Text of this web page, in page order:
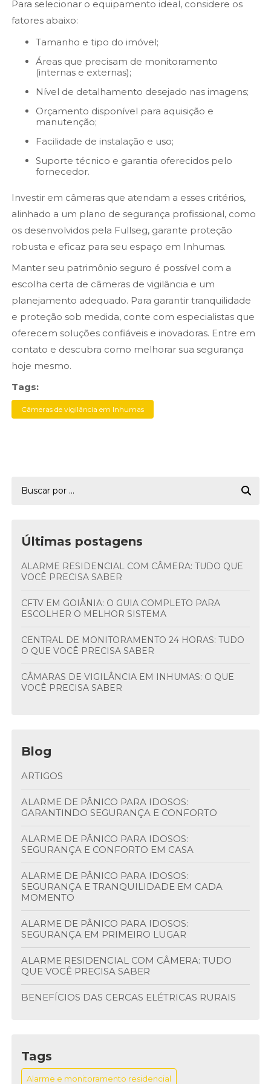
Para selecionar o equipamento ideal, considere os
fatores abaixo:
Tamanho e tipo do imóvel;
Áreas que precisam de monitoramento
(internas e externas);
Nível de detalhamento desejado nas imagens;
Orçamento disponível para aquisição e
manutenção;
Facilidade de instalação e uso;
Suporte técnico e garantia oferecidos pelo
fornecedor.
Investir em câmeras que atendam a esses critérios,
alinhado a um plano de segurança profissional, como
os desenvolvidos pela Fullseg, garante proteção
robusta e eficaz para seu espaço em Inhumas.
Manter seu patrimônio seguro é possível com a
escolha certa de câmeras de vigilância e um
planejamento adequado. Para garantir tranquilidade
e proteção sob medida, conte com especialistas que
oferecem soluções confiáveis e inovadoras. Entre em
contato e descubra como melhorar sua segurança
hoje mesmo.
Tags:
Câmeras de vigilância em Inhumas
Últimas postagens
ALARME RESIDENCIAL COM CÂMERA: TUDO QUE
VOCÊ PRECISA SABER
CFTV EM GOIÂNIA: O GUIA COMPLETO PARA
ESCOLHER O MELHOR SISTEMA
CENTRAL DE MONITORAMENTO 24 HORAS: TUDO
O QUE VOCÊ PRECISA SABER
CÂMARAS DE VIGILÂNCIA EM INHUMAS: O QUE
VOCÊ PRECISA SABER
Blog
ARTIGOS
ALARME DE PÂNICO PARA IDOSOS:
GARANTINDO SEGURANÇA E CONFORTO
ALARME DE PÂNICO PARA IDOSOS:
SEGURANÇA E CONFORTO EM CASA
ALARME DE PÂNICO PARA IDOSOS:
SEGURANÇA E TRANQUILIDADE EM CADA
MOMENTO
ALARME DE PÂNICO PARA IDOSOS:
SEGURANÇA EM PRIMEIRO LUGAR
ALARME RESIDENCIAL COM CÂMERA: TUDO
QUE VOCÊ PRECISA SABER
BENEFÍCIOS DAS CERCAS ELÉTRICAS RURAIS
BENEFÍCIOS DOS CIRCUITOS FECHADOS DE TV
Tags
Alarme e monitoramento residencial